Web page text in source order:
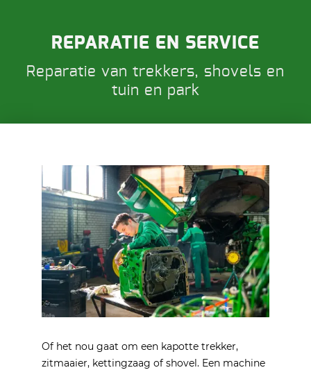
REPARATIE EN SERVICE
Reparatie van trekkers, shovels en
tuin en park
Of het nou gaat om een kapotte trekker,
zitmaaier, kettingzaag of shovel. Een machine